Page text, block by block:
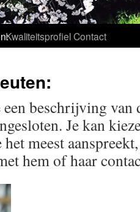
KwaliteitsprofielContact
beschrijving van
Je kan
meest
hem of haar